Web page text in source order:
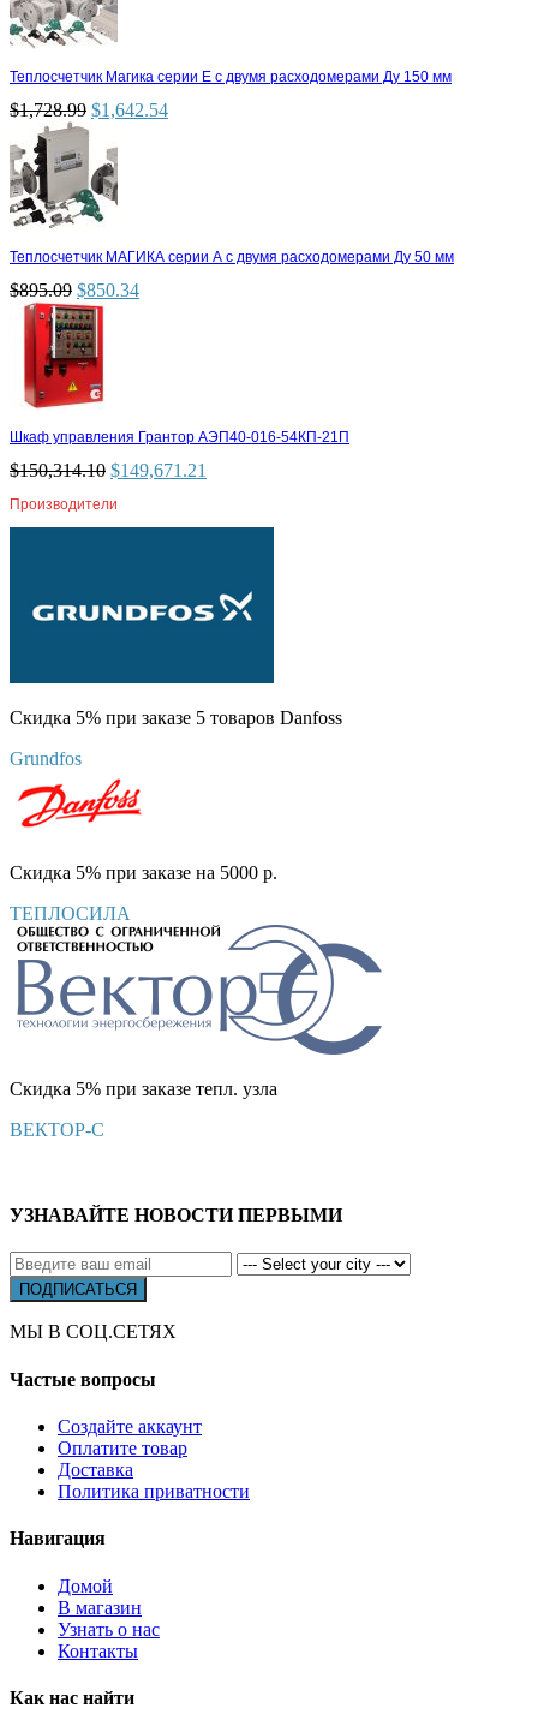
Теплосчетчик Магика серии Е с двумя расходомерами Ду 150 мм
$1,728.99 $1,642.54
Теплосчетчик МАГИКА серии А с двумя расходомерами Ду 50 мм
$895.09 $850.34
Шкаф управления Грантор АЭП40-016-54КП-21П
$150,314.10 $149,671.21
Производители
Скидка 5% при заказе 5 товаров Danfoss
Grundfos
Скидка 5% при заказе на 5000 р.
ТЕПЛОСИЛА
Скидка 5% при заказе тепл. узла
ВЕКТОР-С
УЗНАВАЙТЕ НОВОСТИ ПЕРВЫМИ
МЫ В СОЦ.СЕТЯХ
Частые вопросы
Создайте аккаунт
Оплатите товар
Доставка
Политика приватности
Навигация
Домой
В магазин
Узнать о нас
Контакты
Как нас найти